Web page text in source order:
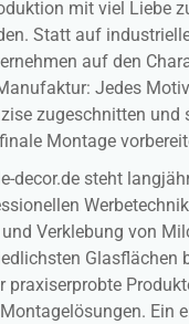
mit viel Liebe
Statt auf
auf den
Jedes
zugeschnitten und
Montage
decor.de steht
Verklebung von
Glasflächen
praxiserprobte
Ein